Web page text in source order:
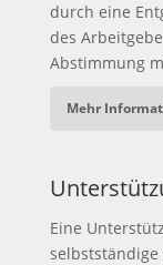
durch eine
des
Abstimmung
Mehr
Eine